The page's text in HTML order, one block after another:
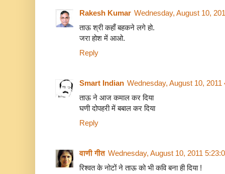
Rakesh Kumar Wednesday, August 10,
ताऊ श्री कहाँ बहकने लगे हो.
जरा होश में आओ.
Reply
Smart Indian Wednesday, August 10, 2011
ताऊ ने आज कमाल कर दिया
घणी दोपहरी में बबाल कर दिया
Reply
वाणी गीत Wednesday, August 10, 2011
रिश्वत के नोटों ने ताऊ को भी कवि बना ही दिया !